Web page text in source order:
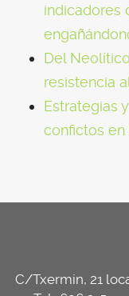
indicadores
Del
resistencia
Estrategias
confictos en
C/Txermin, 21